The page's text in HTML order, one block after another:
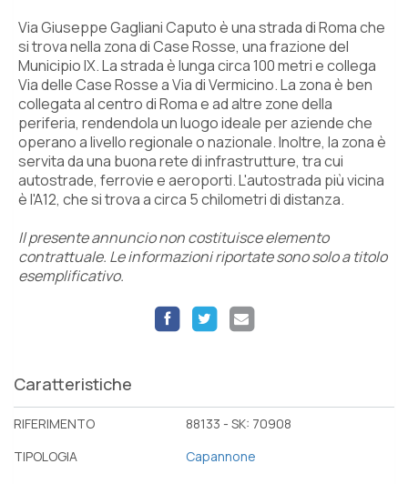
Via Giuseppe Gagliani Caputo è una strada di Roma che
si trova nella zona di Case Rosse, una frazione del
Municipio IX. La strada è lunga circa 100 metri e collega
Via delle Case Rosse a Via di Vermicino. La zona è ben
collegata al centro di Roma e ad altre zone della
periferia, rendendola un luogo ideale per aziende che
operano a livello regionale o nazionale. Inoltre, la zona è
servita da una buona rete di infrastrutture, tra cui
autostrade, ferrovie e aeroporti. L'autostrada più vicina
è l'A12, che si trova a circa 5 chilometri di distanza.
Il presente annuncio non costituisce elemento
contrattuale. Le informazioni riportate sono solo a titolo
esemplificativo.
Caratteristiche
RIFERIMENTO
88133 - SK: 70908
TIPOLOGIA
Capannone